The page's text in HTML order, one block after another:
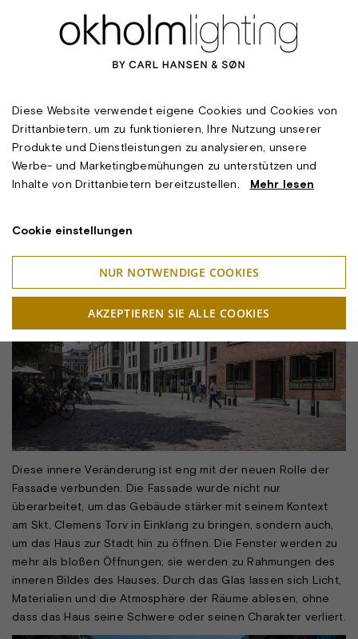
Gerade im Zusammenspiel von Konstruktion, Materialien und
gemildert und aktiviert. Das Licht hebt den Charakter der
Räume hervor, ohne sie zu dominieren, und der Innenraum
gewinnt eine Identität, die zugleich präzise und einladend
ist. Die geschlossene Effizienz des ehemaligen
Bankgebäudes ist einer sinnlicheren und menschlicheren
Diese innere Veränderung ist eng mit der neuen Rolle der
Fassade verbunden. Die Fassade wurde nicht nur
überarbeitet, um das Gebäude stärker mit seinem Kontext
am Skt. Clemens Torv in Einklang zu bringen, sondern auch,
um das Haus zur Stadt hin zu öffnen. Die Fenster werden zu
mehr als bloßen Öffnungen; sie werden zu Rahmungen des
inneren Bildes des Hauses. Durch das Glas lassen sich Licht,
Materialien und die Atmosphäre der Räume ablesen, ohne
dass das Haus seine Schwere oder seinen Charakter verliert.
Diese Website verwendet eigene Cookies und Cookies von
Drittanbietern, um zu funktionieren, Ihre Nutzung unserer
Produkte und Dienstleistungen zu analysieren, unsere
Werbe- und Marketingbemühungen zu unterstützen und
Inhalte von Drittanbietern bereitzustellen. Mehr lesen
Cookie einstellungen
NUR NOTWENDIGE COOKIES
AKZEPTIEREN SIE ALLE COOKIES